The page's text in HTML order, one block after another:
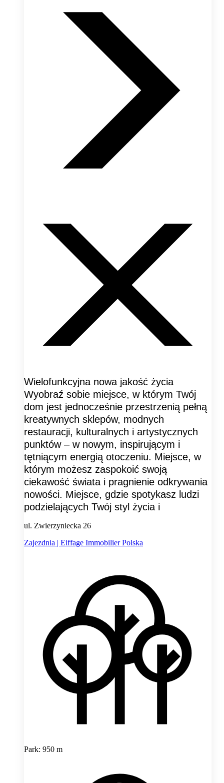
Wielofunkcyjna nowa jakość życia
Wyobraź sobie miejsce, w którym Twój
dom jest jednocześnie przestrzenią pełną
kreatywnych sklepów, modnych
restauracji, kulturalnych i artystycznych
punktów – w nowym, inspirującym i
tętniącym energią otoczeniu. Miejsce, w
którym możesz zaspokoić swoją
ciekawość świata i pragnienie odkrywania
nowości. Miejsce, gdzie spotykasz ludzi
podzielających Twój styl życia i
ul. Zwierzyniecka 26
Zajezdnia | Eiffage Immobilier Polska
Park: 950 m